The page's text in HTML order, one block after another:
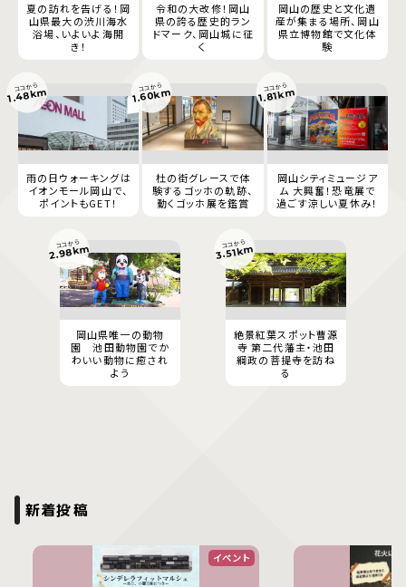
夏の訪れを告げる！岡
山県最大の渋川海水
浴場、いよいよ海開
き！
令和の大改修！岡山
県の誇る歴史的ラン
ドマーク、岡山城に征
く
岡山の歴史と文化遺
産が集まる場所、岡山
県立博物館で文化体
験
雨の日ウォーキングは
イオンモール岡山で、
ポイントもGET！
ココから
1.48km
杜の街グレースで体
験するゴッホの軌跡、
動くゴッホ展を鑑賞
ココから
1.60km
岡山シティミュージア
ム 大興奮！恐竜展で
過ごす涼しい夏休み！
ココから
1.81km
岡山県唯一の動物
園 池田動物園でか
わいい動物に癒され
よう
ココから
2.98km
絶景紅葉スポット曹源
寺 第二代藩主・池田
綱政の菩提寺を訪ね
る
ココから
3.51km
新着投稿
イベント